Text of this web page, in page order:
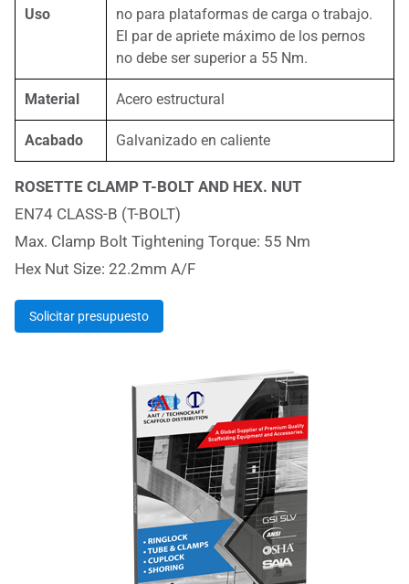
Uso
no para plataformas de carga o trabajo.
El par de apriete máximo de los pernos
no debe ser superior a 55 Nm.
Material Acero estructural
Acabado Galvanizado en caliente
ROSETTE CLAMP T-BOLT AND HEX. NUT
EN74 CLASS-B (T-BOLT)
Max. Clamp Bolt Tightening Torque: 55 Nm
Hex Nut Size: 22.2mm A/F
Solicitar presupuesto